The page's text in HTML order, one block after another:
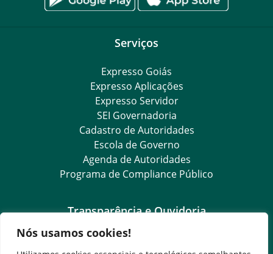
Nós usamos cookies!
Serviços
Expresso Goiás
Expresso Aplicações
Expresso Servidor
SEI Governadoria
Cadastro de Autoridades
Escola de Governo
Agenda de Autoridades
Programa de Compliance Público
Transparência e Ouvidoria
LGPD